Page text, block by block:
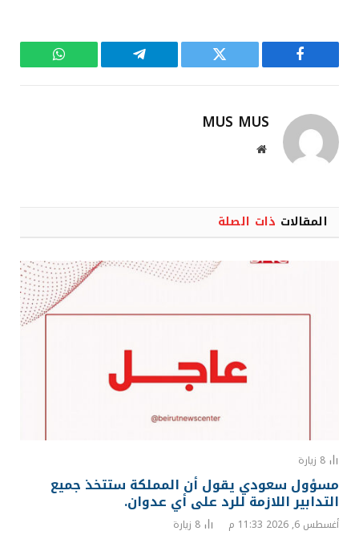
فيسبوك تويتر تيلقرام واتساب
MUS MUS
موقع
المقالات ذات الصلة
8 زيارة
مسؤول سعودي يقول أن المملكة ستتخذ جميع
التدابير اللازمة للرد على أي عدوان.
أغسطس 6, 2026 11:33 م 8 زيارة